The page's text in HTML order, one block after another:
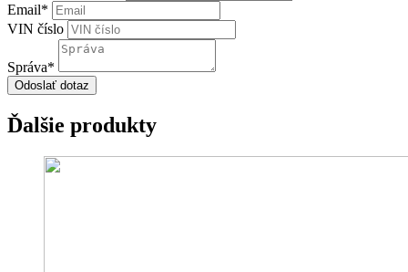
Email*
VIN číslo
Správa*
Odoslať dotaz
Ďalšie produkty